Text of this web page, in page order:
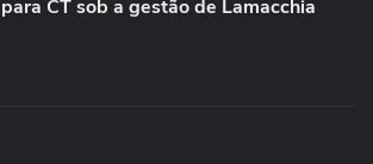
para CT sob a gestão de Lamacchia